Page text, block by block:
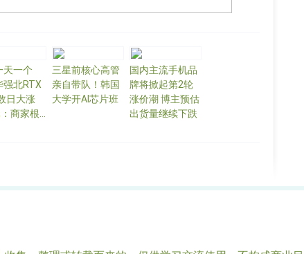
天一个
强北RTX
日大涨
商家根
三星前核心高管
亲自带队！韩国
大学开AI芯片班
国内主流手机品
牌将掀起第2轮
涨价潮 博主预估
出货量继续下跌